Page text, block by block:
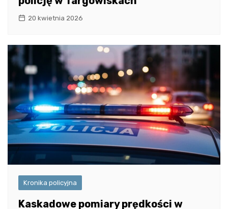
20 kwietnia 2026
Kronika policyjna
Kaskadowe pomiary prędkości w